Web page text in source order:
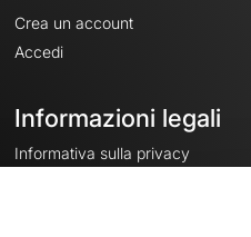
Crea un account
Accedi
Informazioni legali
Informativa sulla privacy